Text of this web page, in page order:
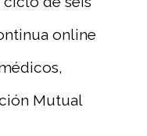
online
Mutual